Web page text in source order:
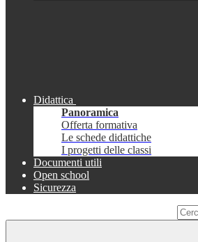
Didattica
Panoramica
Offerta formativa
Le schede didattiche
I progetti delle classi
Documenti utili
Open school
Sicurezza